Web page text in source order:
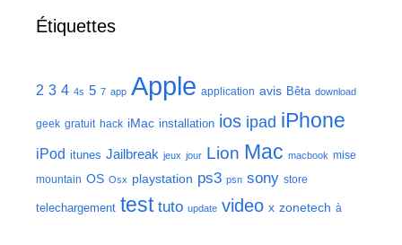
Étiquettes
2 3 4 4s 5 7 app Apple application avis Bêta download
geek gratuit hack iMac installation ios ipad iPhone
iPod itunes Jailbreak jeux jour Lion Mac macbook mise
mountain OS Osx playstation ps3 psn sony store
telechargement test tuto update video x zonetech à